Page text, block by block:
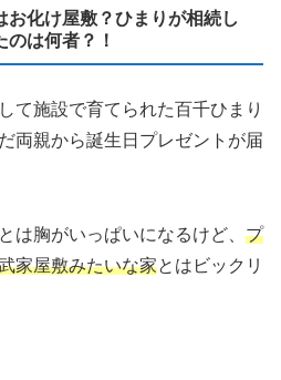
お化け屋敷？ひまりが相続し
は何者？！
て施設で育てられた百千ひまり
両親から誕生日プレゼントが届
は胸がいっぱいになるけど、 プ
家屋敷みたいな家とはビックリ